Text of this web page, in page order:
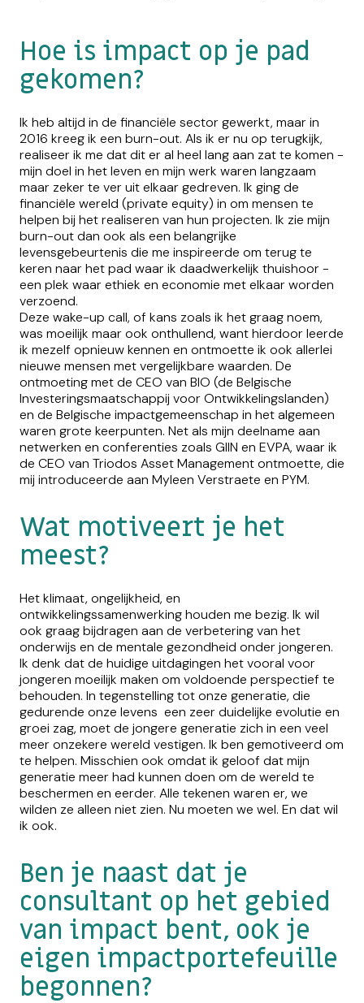
Hoe is impact op je pad
gekomen?
Ik heb altijd in de financiële sector gewerkt, maar in
2016 kreeg ik een burn-out. Als ik er nu op terugkijk,
realiseer ik me dat dit er al heel lang aan zat te komen -
mijn doel in het leven en mijn werk waren langzaam
maar zeker te ver uit elkaar gedreven. Ik ging de
financiële wereld (private equity) in om mensen te
helpen bij het realiseren van hun projecten. Ik zie mijn
burn-out dan ook als een belangrijke
levensgebeurtenis die me inspireerde om terug te
keren naar het pad waar ik daadwerkelijk thuishoor -
een plek waar ethiek en economie met elkaar worden
verzoend.
Deze wake-up call, of kans zoals ik het graag noem,
was moeilijk maar ook onthullend, want hierdoor leerde
ik mezelf opnieuw kennen en ontmoette ik ook allerlei
nieuwe mensen met vergelijkbare waarden. De
ontmoeting met de CEO van BIO (de Belgische
Investeringsmaatschappij voor Ontwikkelingslanden)
en de Belgische impactgemeenschap in het algemeen
waren grote keerpunten. Net als mijn deelname aan
netwerken en conferenties zoals GIIN en EVPA, waar ik
de CEO van Triodos Asset Management ontmoette, die
mij introduceerde aan Myleen Verstraete en PYM.
Wat motiveert je het
meest?
Het klimaat, ongelijkheid, en
ontwikkelingssamenwerking houden me bezig. Ik wil
ook graag bijdragen aan de verbetering van het
onderwijs en de mentale gezondheid onder jongeren.
Ik denk dat de huidige uitdagingen het vooral voor
jongeren moeilijk maken om voldoende perspectief te
behouden. In tegenstelling tot onze generatie, die
gedurende onze levens een zeer duidelijke evolutie en
groei zag, moet de jongere generatie zich in een veel
meer onzekere wereld vestigen. Ik ben gemotiveerd om
te helpen. Misschien ook omdat ik geloof dat mijn
generatie meer had kunnen doen om de wereld te
beschermen en eerder. Alle tekenen waren er, we
wilden ze alleen niet zien. Nu moeten we wel. En dat wil
ik ook.
Ben je naast dat je
consultant op het gebied
van impact bent, ook je
eigen impactportefeuille
begonnen?